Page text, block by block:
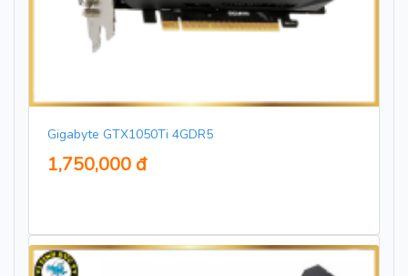
Gigabyte GTX1050Ti 4GDR5
1,750,000 đ